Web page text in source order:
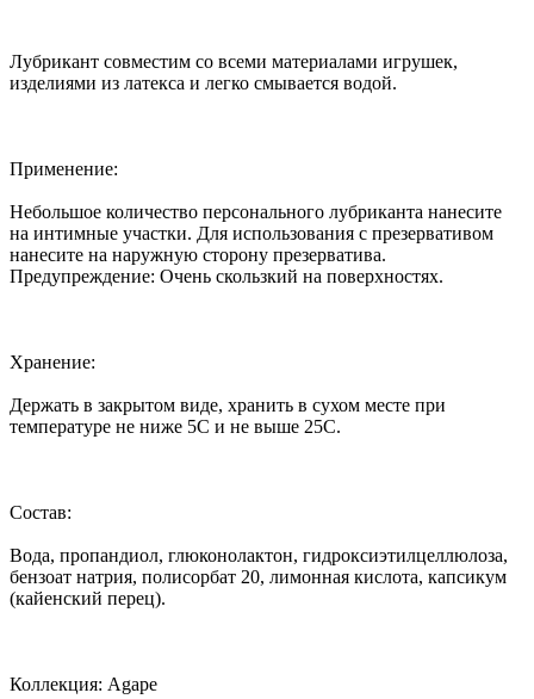
Лубрикант совместим со всеми материалами игрушек,
изделиями из латекса и легко смывается водой.
Применение:
Небольшое количество персонального лубриканта нанесите
на интимные участки. Для использования с презервативом
нанесите на наружную сторону презерватива.
Предупреждение: Очень скользкий на поверхностях.
Хранение:
Держать в закрытом виде, хранить в сухом месте при
температуре не ниже 5С и не выше 25С.
Состав:
Вода, пропандиол, глюконолактон, гидроксиэтилцеллюлоза,
бензоат натрия, полисорбат 20, лимонная кислота, капсикум
(кайенский перец).
Коллекция: Agape